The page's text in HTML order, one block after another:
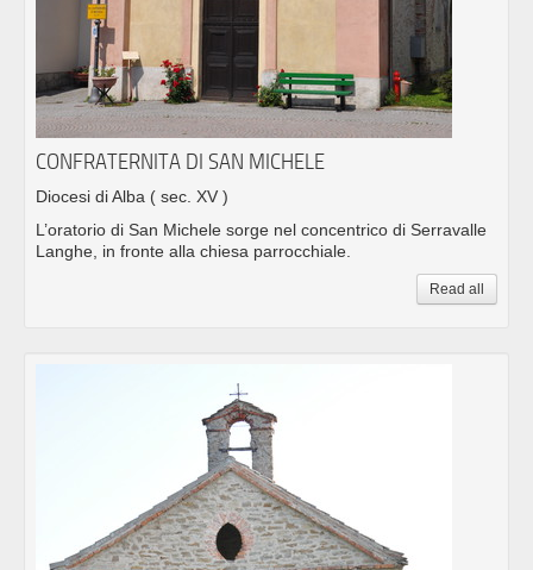
CONFRATERNITA DI SAN MICHELE
Diocesi di Alba ( sec. XV )
L’oratorio di San Michele sorge nel concentrico di Serravalle
Langhe, in fronte alla chiesa parrocchiale.
Read all